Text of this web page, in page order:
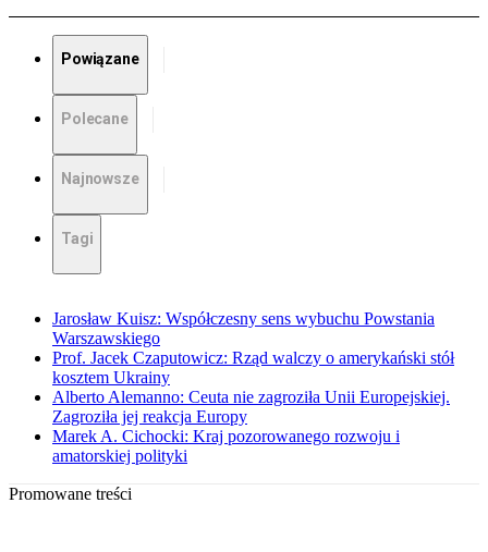
Powiązane
Polecane
Najnowsze
Tagi
Jarosław Kuisz: Współczesny sens wybuchu Powstania
Warszawskiego
Prof. Jacek Czaputowicz: Rząd walczy o amerykański stół
kosztem Ukrainy
Alberto Alemanno: Ceuta nie zagroziła Unii Europejskiej.
Zagroziła jej reakcja Europy
Marek A. Cichocki: Kraj pozorowanego rozwoju i
amatorskiej polityki
Promowane treści